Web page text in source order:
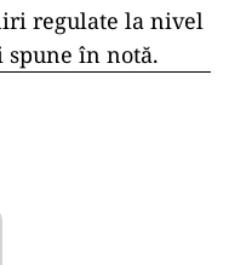
regulate la nivel
în notă.